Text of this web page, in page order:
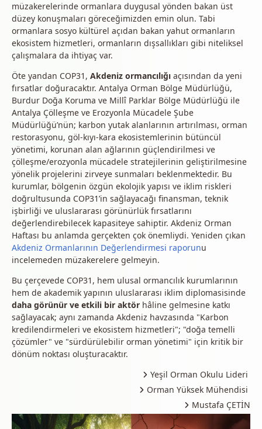
müzakerelerinde ormanlara duygusal yönden bakan üst
düzey konuşmaları göreceğimizden emin olun. Tabi
ormanlara sosyo kültürel açıdan bakan yahut ormanların
ekosistem hizmetleri, ormanların dışsallıkları gibi niteliksel
çalışmalara da ihtiyaç var.
Öte yandan COP31, Akdeniz ormancılığı açısından da yeni
fırsatlar doğuracaktır. Antalya Orman Bölge Müdürlüğü,
Burdur Doğa Koruma ve Millî Parklar Bölge Müdürlüğü ile
Antalya Çölleşme ve Erozyonla Mücadele Şube
Müdürlüğü’nün; karbon yutak alanlarının artırılması, orman
restorasyonu, göl-kıyı-kara ekosistemlerinin bütüncül
yönetimi, korunan alan ağlarının güçlendirilmesi ve
çölleşme/erozyonla mücadele stratejilerinin geliştirilmesine
yönelik projelerini zirveye sunmaları beklenmektedir. Bu
kurumlar, bölgenin özgün ekolojik yapısı ve iklim riskleri
doğrultusunda COP31’in sağlayacağı finansman, teknik
işbirliği ve uluslararası görünürlük fırsatlarını
değerlendirebilecek kapasiteye sahiptir. Akdeniz Orman
Haftası bu anlamda gerçekten çok önemliydi. Yeniden çıkan
Akdeniz Ormanlarının Değerlendirmesi raporunu
incelemeden müzakerelere gelmeyin.
Bu çerçevede COP31, hem ulusal ormancılık kurumlarının
hem de akademik yapının uluslararası iklim diplomasisinde
daha görünür ve etkili bir aktör hâline gelmesine katkı
sağlayacak; aynı zamanda Akdeniz havzasında "Karbon
kredilendirmeleri ve ekosistem hizmetleri"; "doğa temelli
çözümler" ve "sürdürülebilir orman yönetimi" için kritik bir
dönüm noktası oluşturacaktır.
Yeşil Orman Okulu Lideri
Orman Yüksek Mühendisi
Mustafa ÇETİN